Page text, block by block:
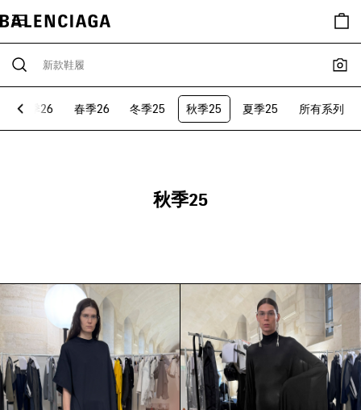
夏季26 春季26 冬季25 秋季25 夏季25 所有系列
秋季25